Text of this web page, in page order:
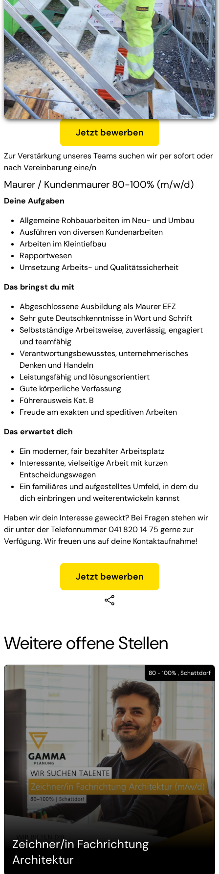
Zur Verstärkung unseres Teams suchen wir per sofort oder
nach Vereinbarung eine/n
Maurer / Kundenmaurer 80-100% (m/w/d)
Deine Aufgaben
Allgemeine Rohbauarbeiten im Neu- und Umbau
Ausführen von diversen Kundenarbeiten
Arbeiten im Kleintiefbau
Rapportwesen
Umsetzung Arbeits- und Qualitätssicherheit
Das bringst du mit
Abgeschlossene Ausbildung als Maurer EFZ
Sehr gute Deutschkenntnisse in Wort und Schrift
Selbstständige Arbeitsweise, zuverlässig, engagiert
und teamfähig
Verantwortungsbewusstes, unternehmerisches
Denken und Handeln
Leistungsfähig und lösungsorientiert
Gute körperliche Verfassung
Führerausweis Kat. B
Freude am exakten und speditiven Arbeiten
Das erwartet dich
Ein moderner, fair bezahlter Arbeitsplatz
Interessante, vielseitige Arbeit mit kurzen
Entscheidungswegen
Ein familiäres und aufgestelltes Umfeld, in dem du
dich einbringen und weiterentwickeln kannst
Haben wir dein Interesse geweckt? Bei Fragen stehen wir
dir unter der Telefonnummer 041 820 14 75 gerne zur
Verfügung. Wir freuen uns auf deine Kontaktaufnahme!
Jetzt bewerben
Jetzt bewerben
Weitere offene Stellen
80 - 100% , Schattdorf
Zeichner/in Fachrichtung
Architektur